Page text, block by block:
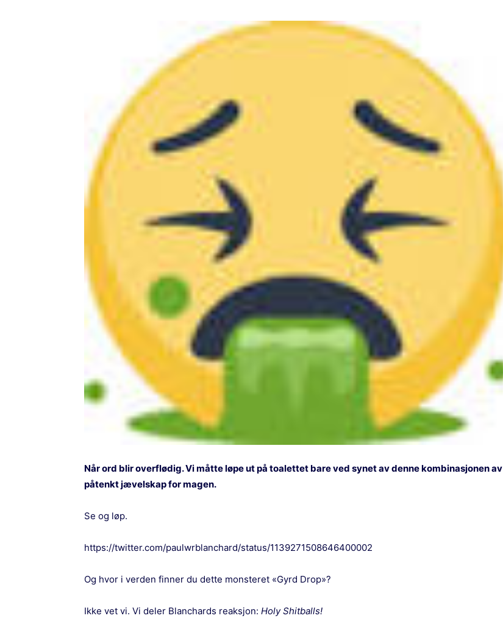
Når ord blir overflødig. Vi måtte løpe ut på toalettet bare ved synet av denne kombinasjonen av
påtenkt jævelskap for magen.
Se og løp.
https://twitter.com/paulwrblanchard/status/1139271508646400002
Og hvor i verden finner du dette monsteret «Gyrd Drop»?
Ikke vet vi. Vi deler Blanchards reaksjon: Holy Shitballs!